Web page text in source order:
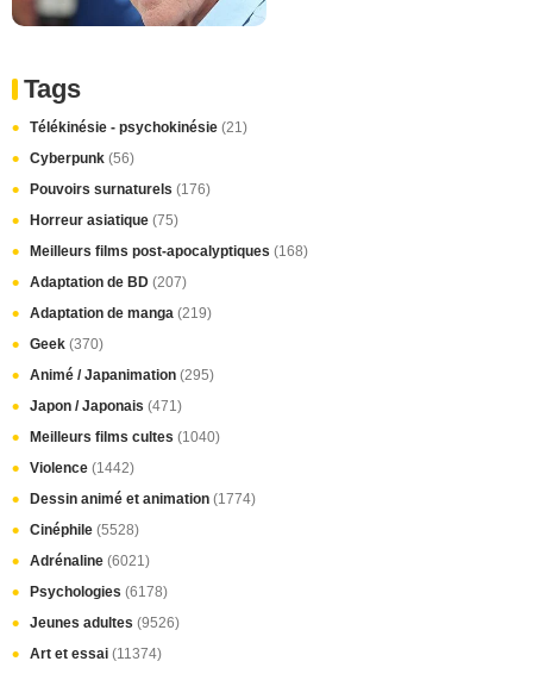
Tags
Télékinésie - psychokinésie (21)
Cyberpunk (56)
Pouvoirs surnaturels (176)
Horreur asiatique (75)
Meilleurs films post-apocalyptiques (168)
Adaptation de BD (207)
Adaptation de manga (219)
Geek (370)
Animé / Japanimation (295)
Japon / Japonais (471)
Meilleurs films cultes (1040)
Violence (1442)
Dessin animé et animation (1774)
Cinéphile (5528)
Adrénaline (6021)
Psychologies (6178)
Jeunes adultes (9526)
Art et essai (11374)